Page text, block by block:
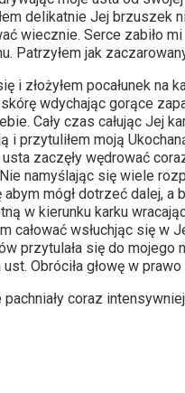
delikatnie Jej brzuszek
wiecznie. Serce zabiło
Patrzyłem jak
i złożyłem pocałunek na
wdychając gorące
Cały czas całując Jej
i przytuliłem moją
zaczęły wędrować
namyślając się wiele
abym mógł dotrzeć dalej,
w kierunku karku
całować wsłuchjąc się w
przytulała się do mojego
Obróciła głowę w prawo
pachniały coraz